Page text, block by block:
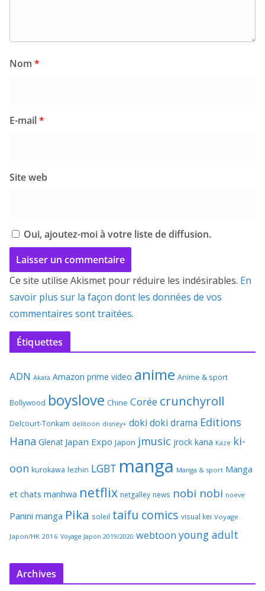
Nom *
E-mail*
Site web
Oui, ajoutez-moi à votre liste de diffusion.
Ce site utilise Akismet pour réduire les indésirables. En
savoir plus sur la façon dont les données de vos
commentaires sont traitées.
Étiquettes
ADN Akata Amazon prime video anime Anime & sport
Bollywood boyslove Chine Corée crunchyroll
Delcourt-Tonkam delitoon disney+ doki doki drama Editions
Hana Glenat Japan Expo Japon jmusic jrock kana Kaze ki-
oon kurokawa lezhin LGBT manga Manga & sport Manga
et chats manhwa netflix netgalley news nobi nobi noeve
Panini manga Pika soleil taifu comics visual kei Voyage
Japon/HK 2016 Voyage Japon 2019/2020 webtoon young adult
Archives